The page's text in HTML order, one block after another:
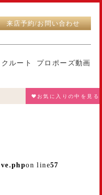
来店予約/お問い合わせ
クルート プロポーズ動画
♥お気に入りの中を見る
on line57